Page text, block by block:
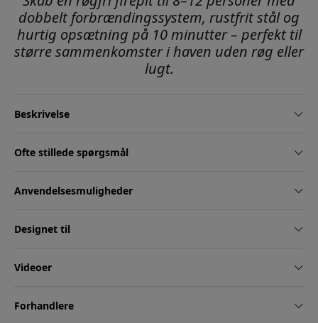
dobbelt forbrændingssystem, rustfrit stål og
hurtig opsætning på 10 minutter – perfekt til
større sammenkomster i haven uden røg eller
lugt.
Beskrivelse
Ofte stillede spørgsmål
Anvendelsesmuligheder
Designet til
Videoer
Forhandlere